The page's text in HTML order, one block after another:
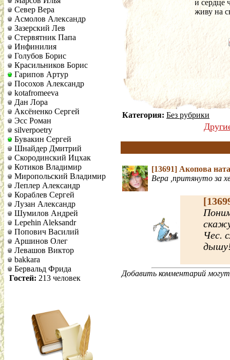
Север Вера
Асмолов Александр
Зазерский Лев
Стервятник Папа
Инфинилия
Голубов Борис
Красильников Борис
Гарипов Артур
Посохов Александр
kotafromeeva
Дан Лора
Аксёненко Сергей
Эсс Роман
silverpoetry
Бувакин Сергей
Шнайдер Дмитрий
Скородинский Ицхак
Котиков Владимир
Миропольский Владимир
Леплер Александр
Кораблев Сергей
Лузан Александр
Шумилов Андрей
Lepehin Aleksandr
Попович Василий
Аршинов Олег
Левашов Виктор
bakkara
Бервальд Фрида
Гостей: 213 человек
и сердце
живу на
Категория: Без рубрики
[13691] Акопова
Вера ,притянуто за
Чес.
Добавить комментарий